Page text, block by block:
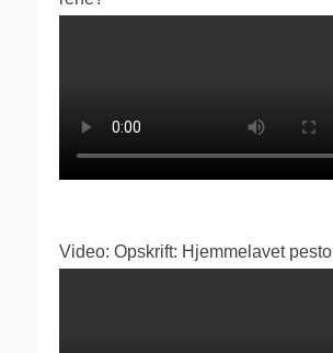
Video: Opskrift: Hjemmelavet pesto